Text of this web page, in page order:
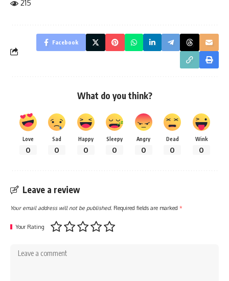
215
Facebook
What do you think?
Love
0
Sad
0
Happy
0
Sleepy
0
Angry
0
Dead
0
Wink
0
Leave a review
Your email address will not be published. Required fields are marked *
Your Rating